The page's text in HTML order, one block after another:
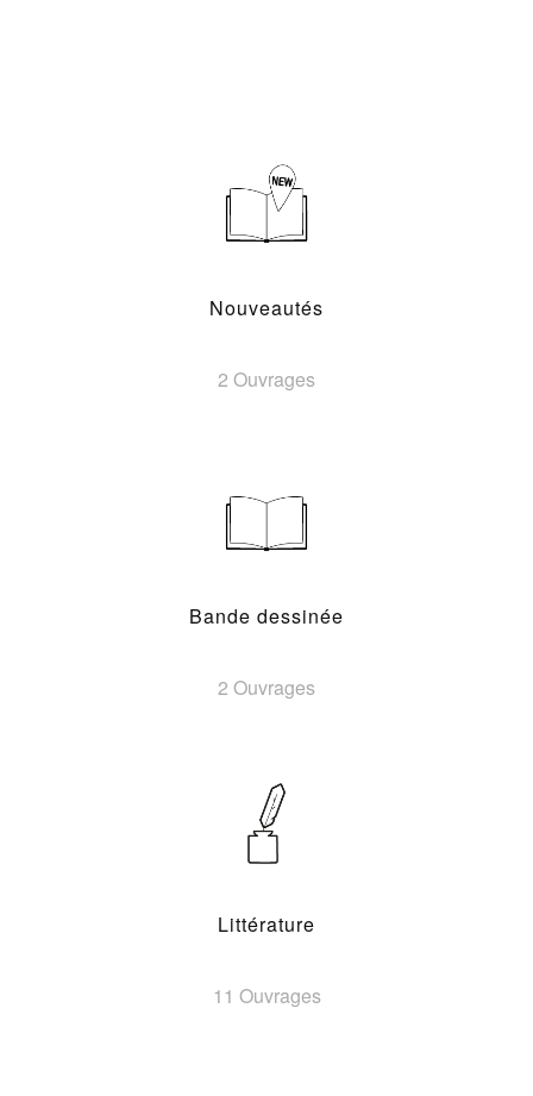
Nouveautés
2 Ouvrages
Bande dessinée
2 Ouvrages
Littérature
11 Ouvrages